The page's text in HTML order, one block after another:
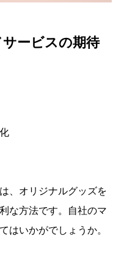
ービスの期待
、オリジナルグッズを
な方法です。自社のマ
はいかがでしょうか。